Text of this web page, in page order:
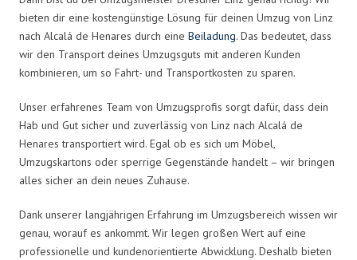
bieten dir eine kostengünstige Lösung für deinen Umzug von Linz
nach Alcalá de Henares durch eine Beiladung. Das bedeutet, dass
wir den Transport deines Umzugsguts mit anderen Kunden
kombinieren, um so Fahrt- und Transportkosten zu sparen.
Unser erfahrenes Team von Umzugsprofis sorgt dafür, dass dein
Hab und Gut sicher und zuverlässig von Linz nach Alcalá de
Henares transportiert wird. Egal ob es sich um Möbel,
Umzugskartons oder sperrige Gegenstände handelt – wir bringen
alles sicher an dein neues Zuhause.
Dank unserer langjährigen Erfahrung im Umzugsbereich wissen wir
genau, worauf es ankommt. Wir legen großen Wert auf eine
professionelle und kundenorientierte Abwicklung. Deshalb bieten